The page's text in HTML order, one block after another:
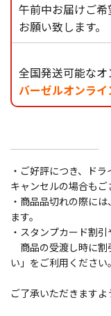
午前中お届けご希
お願い致します。
全国発送可能な
バーゼルオンラ
・ご好評につき、ド
キャンセルの場合もご
・商品品切れの際に
ます。
・スタンプカード割引
商品の受渡し時に割
い」をご利用ください。
ご了承いただきますよ